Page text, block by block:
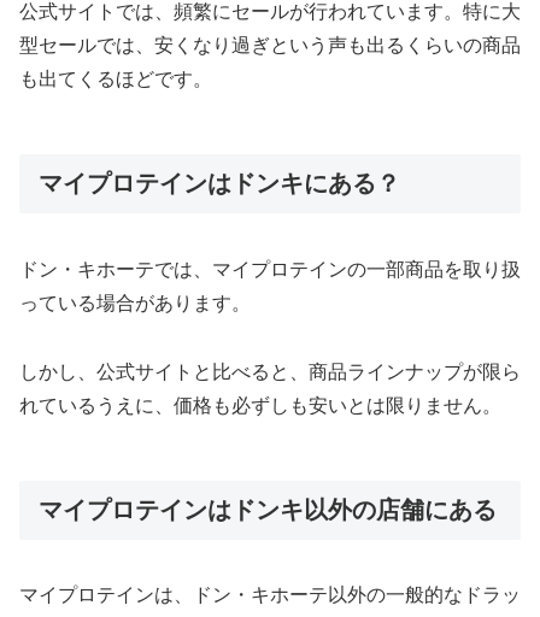
公式サイトでは、頻繁にセールが行われています。特に大
型セールでは、安くなり過ぎという声も出るくらいの商品
も出てくるほどです。
マイプロテインはドンキにある？
ドン・キホーテでは、マイプロテインの一部商品を取り扱
っている場合があります。
しかし、公式サイトと比べると、商品ラインナップが限ら
れているうえに、価格も必ずしも安いとは限りません。
マイプロテインはドンキ以外の店舗にある
マイプロテインは、ドン・キホーテ以外の一般的なドラッ